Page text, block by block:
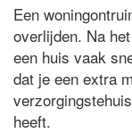
Een
overlijden. Na
een huis vaak
dat je een extra
heeft.